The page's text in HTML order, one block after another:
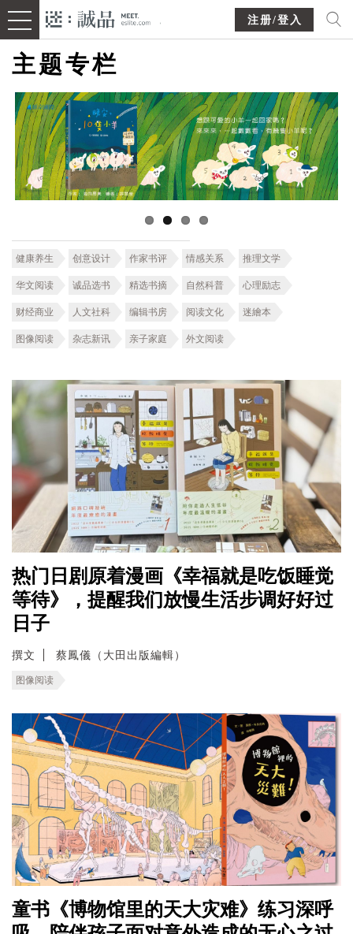
注册/登入
主题专栏
健康养生 创意设计 作家书评 情感关系 推理文学
华文阅读 诚品选书 精选书摘 自然科普 心理励志
财经商业 人文社科 编辑书房 阅读文化 迷繪本
图像阅读 杂志新讯 亲子家庭 外文阅读
热门日剧原着漫画《幸福就是吃饭睡觉
等待》，提醒我们放慢生活步调好好过
日子
撰文 蔡鳳儀（大田出版編輯）
图像阅读
童书《博物馆里的天大灾难》练习深呼